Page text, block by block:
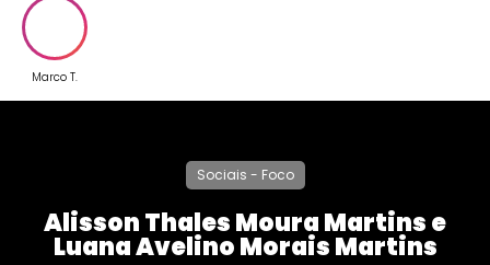
Contato
Marco T.
Sociais - Foco
Alisson Thales Moura Martins e
Luana Avelino Morais Martins